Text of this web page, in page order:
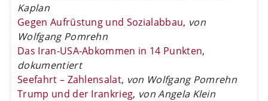
Kaplan
Gegen Aufrüstung und Sozialabbau, von
Wolfgang Pomrehn
Das Iran-USA-Abkommen in 14 Punkten,
dokumentiert
Seefahrt – Zahlensalat, von Wolfgang Pomrehn
Trump und der Irankrieg, von Angela Klein